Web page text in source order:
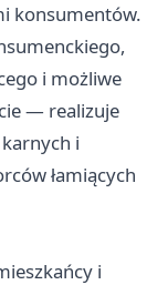
konsumentów.
i możliwe
— realizuje
i
łamiących
i